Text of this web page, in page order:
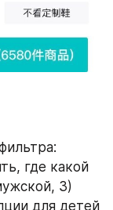
где какой
3)
для детей